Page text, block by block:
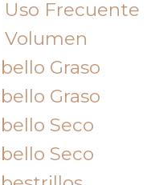
Uso Frecuente
Volumen
Graso
Graso
Seco
Seco